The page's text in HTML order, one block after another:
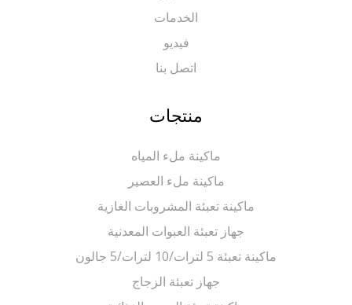
الخدمات
اتصل بنا
منتجات
ماكينة ملء المياه
ماكينة ملء العصير
ماكينة تعبئة المشروبات الغازية
جهاز تعبئة العبوات المعدنية
ماكينة تعبئة 5 لترات/10 لترات/5 جالون
جهاز تعبئة الزجاج